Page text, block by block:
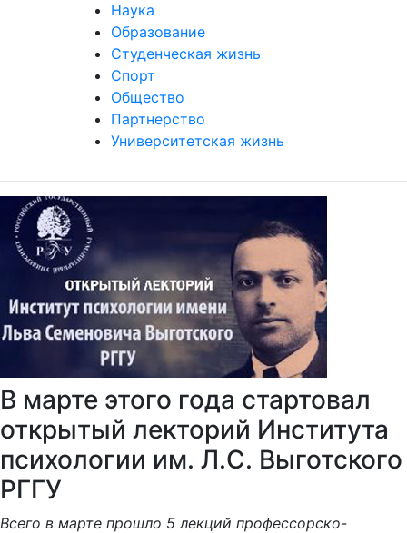
Наука
Образование
Студенческая жизнь
Спорт
Общество
Партнерство
Университетская жизнь
В марте этого года стартовал
открытый лекторий Института
психологии им. Л.С. Выготского
РГГУ
Всего в марте прошло 5 лекций профессорско-